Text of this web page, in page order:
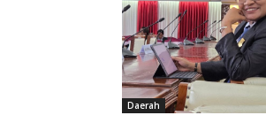
Daerah